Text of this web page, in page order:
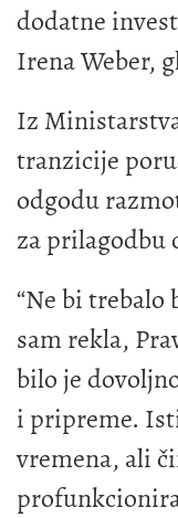
dodatne
Irena Weber,
Iz
tranzicije
odgodu
za prilagodbu
“Ne bi trebalo
sam rekla,
bilo je
i pripreme.
vremena, ali